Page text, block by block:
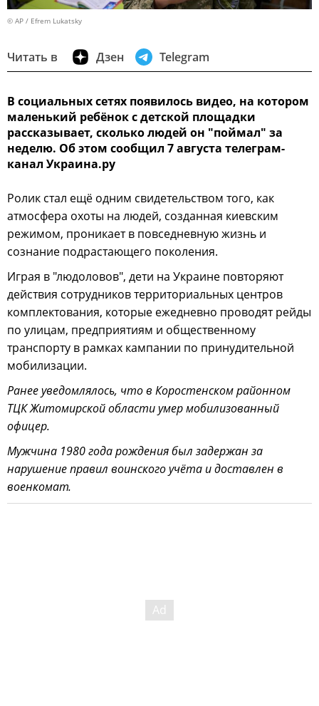
© AP / Efrem Lukatsky
Читать в Дзен Telegram
В социальных сетях появилось видео, на котором
маленький ребёнок с детской площадки
рассказывает, сколько людей он "поймал" за
неделю. Об этом сообщил 7 августа телеграм-
канал Украина.ру
Ролик стал ещё одним свидетельством того, как
атмосфера охоты на людей, созданная киевским
режимом, проникает в повседневную жизнь и
сознание подрастающего поколения.
Играя в "людоловов", дети на Украине повторяют
действия сотрудников территориальных центров
комплектования, которые ежедневно проводят рейды
по улицам, предприятиям и общественному
транспорту в рамках кампании по принудительной
мобилизации.
Ранее уведомлялось, что в Коростенском районном
ТЦК Житомирской области умер мобилизованный
офицер.
Мужчина 1980 года рождения был задержан за
нарушение правил воинского учёта и доставлен в
военкомат.